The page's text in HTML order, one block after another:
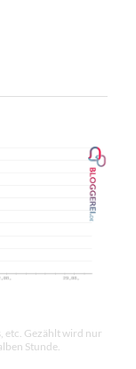
etc. Gezählt wird nur
Stunde.